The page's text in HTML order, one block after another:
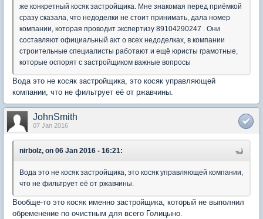
же конкретный косяк застройщика. Мне знакомая перед приёмкой
сразу сказала, что недоделки не стоит принимать, дала номер
компании, которая проводит экспертизу 89104290247 . Они
составляют официальный акт о всех недоделках, в компании
строительные специалисты работают и ещё юристы грамотные,
которые оспорят с застройщиком важные вопросы
Вода это не косяк застройщика, это косяк управляющей
компании, что не фильтрует её от ржавчины.
JohnSmith
07 Jan 2016
nirbolz, on 06 Jan 2016 - 16:21:
Вода это не косяк застройщика, это косяк управляющей компании,
что не фильтрует её от ржавчины.
Вообще-то это косяк именно застройщика, который не выполнил
обременение по очистным для всего Голицыно.